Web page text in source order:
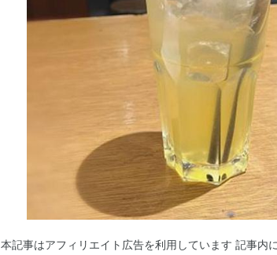
本記事はアフィリエイト広告を利用しています 記事内